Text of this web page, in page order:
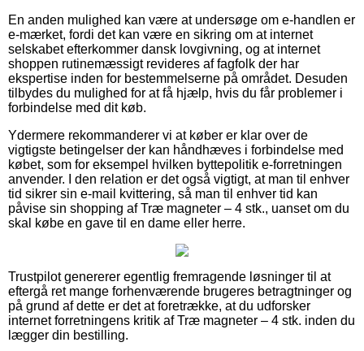
En anden mulighed kan være at undersøge om e-handlen er
e-mærket, fordi det kan være en sikring om at internet
selskabet efterkommer dansk lovgivning, og at internet
shoppen rutinemæssigt revideres af fagfolk der har
ekspertise inden for bestemmelserne på området. Desuden
tilbydes du mulighed for at få hjælp, hvis du får problemer i
forbindelse med dit køb.
Ydermere rekommanderer vi at køber er klar over de
vigtigste betingelser der kan håndhæves i forbindelse med
købet, som for eksempel hvilken byttepolitik e-forretningen
anvender. I den relation er det også vigtigt, at man til enhver
tid sikrer sin e-mail kvittering, så man til enhver tid kan
påvise sin shopping af Træ magneter – 4 stk., uanset om du
skal købe en gave til en dame eller herre.
Trustpilot genererer egentlig fremragende løsninger til at
eftergå ret mange forhenværende brugeres betragtninger og
på grund af dette er det at foretrække, at du udforsker
internet forretningens kritik af Træ magneter – 4 stk. inden du
lægger din bestilling.